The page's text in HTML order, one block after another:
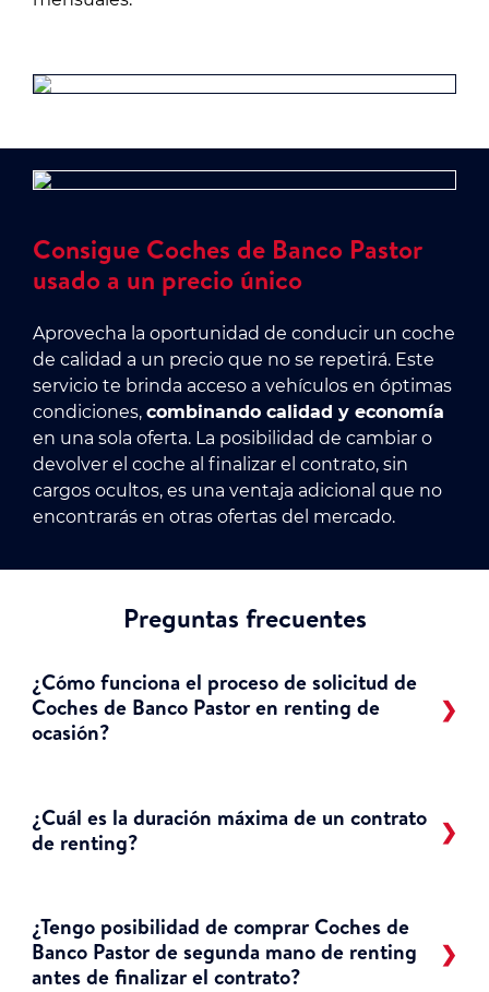
Consigue Coches de Banco Pastor
usado a un precio único
Aprovecha la oportunidad de conducir un coche
de calidad a un precio que no se repetirá. Este
servicio te brinda acceso a vehículos en óptimas
condiciones, combinando calidad y economía
en una sola oferta. La posibilidad de cambiar o
devolver el coche al finalizar el contrato, sin
cargos ocultos, es una ventaja adicional que no
encontrarás en otras ofertas del mercado.
Preguntas frecuentes
¿Cómo funciona el proceso de solicitud de
Coches de Banco Pastor en renting de
ocasión?
¿Cuál es la duración máxima de un contrato
de renting?
¿Tengo posibilidad de comprar Coches de
Banco Pastor de segunda mano de renting
antes de finalizar el contrato?